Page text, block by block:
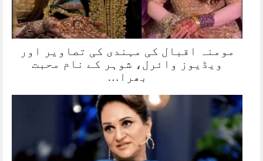
مومنہ اقبال کی مہندی کی تصاویر اور
ویڈیوز وائرل، شوہر کے نام محبت
بھرا…